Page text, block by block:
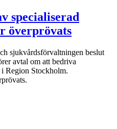
specialiserad
överprövats
sjukvårdsförvaltningen beslut
avtal om att bedriva
Region Stockholm.